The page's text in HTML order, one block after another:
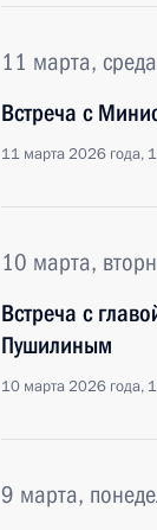
11 марта, среда
Встреча с
11 марта 2026 года,
10 марта,
Встреча с
Пушилиным
10 марта 2026 года,
9 марта,